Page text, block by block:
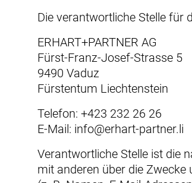
Die verantwortliche Stelle für
ERHART+PARTNER AG
Fürst-Franz-Josef-Strasse 5
9490 Vaduz
Fürstentum Liechtenstein
Telefon: +423 232 26 26
E-Mail: info@erhart-partner.li
Verantwortliche Stelle ist die
mit anderen über die Zwecke